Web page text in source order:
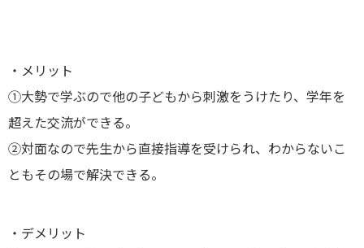
・メリット
①大勢で学ぶので他の子どもから刺激をうけたり、学年を
超えた交流ができる。
②対面なので先生から直接指導を受けられ、わからないこ
ともその場で解決できる。
・デメリット